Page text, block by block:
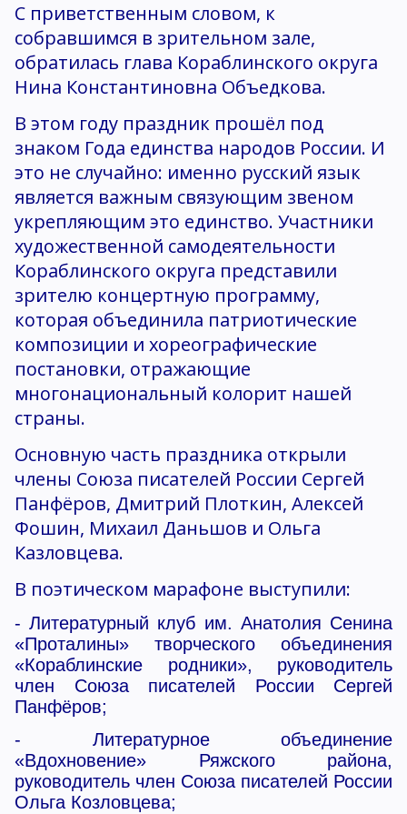
С приветственным словом, к
собравшимся в зрительном зале,
обратилась глава Кораблинского округа
Нина Константиновна Объедкова.
В этом году праздник прошёл под
знаком Года единства народов России. И
это не случайно: именно русский язык
является важным связующим звеном
укрепляющим это единство. Участники
художественной самодеятельности
Кораблинского округа представили
зрителю концертную программу,
которая объединила патриотические
композиции и хореографические
постановки, отражающие
многонациональный колорит нашей
страны.
Основную часть праздника открыли
члены Союза писателей России Сергей
Панфёров, Дмитрий Плоткин, Алексей
Фошин, Михаил Даньшов и Ольга
Казловцева.
В поэтическом марафоне выступили:
- Литературный клуб им. Анатолия Сенина
«Проталины» творческого объединения
«Кораблинские родники», руководитель
член Союза писателей России Сергей
Панфёров;
- Литературное объединение
«Вдохновение» Ряжского района,
руководитель член Союза писателей России
Ольга Козловцева;